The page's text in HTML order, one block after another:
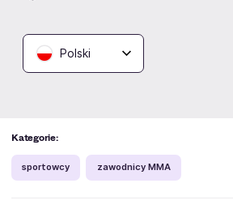
Polski
wieczoru dla federacji FEN (w
Filipczakiem i Kamilem
Kategorie:
sportowcy zawodnicy MMA